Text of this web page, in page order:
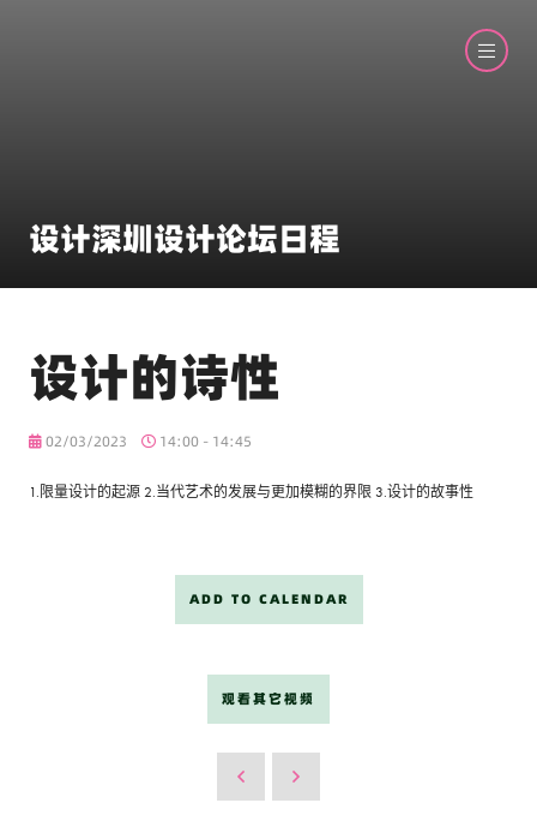
设计深圳设计论坛日程
设计的诗性
02/03/2023 14:00 - 14:45
1.限量设计的起源 2.当代艺术的发展与更加模糊的界限 3.设计的故事性
ADD TO CALENDAR
观看其它视频